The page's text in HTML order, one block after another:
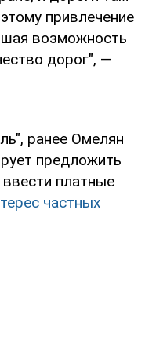
привлечение
возможность
дорог", —
ранее Омелян
предложить
платные
частных